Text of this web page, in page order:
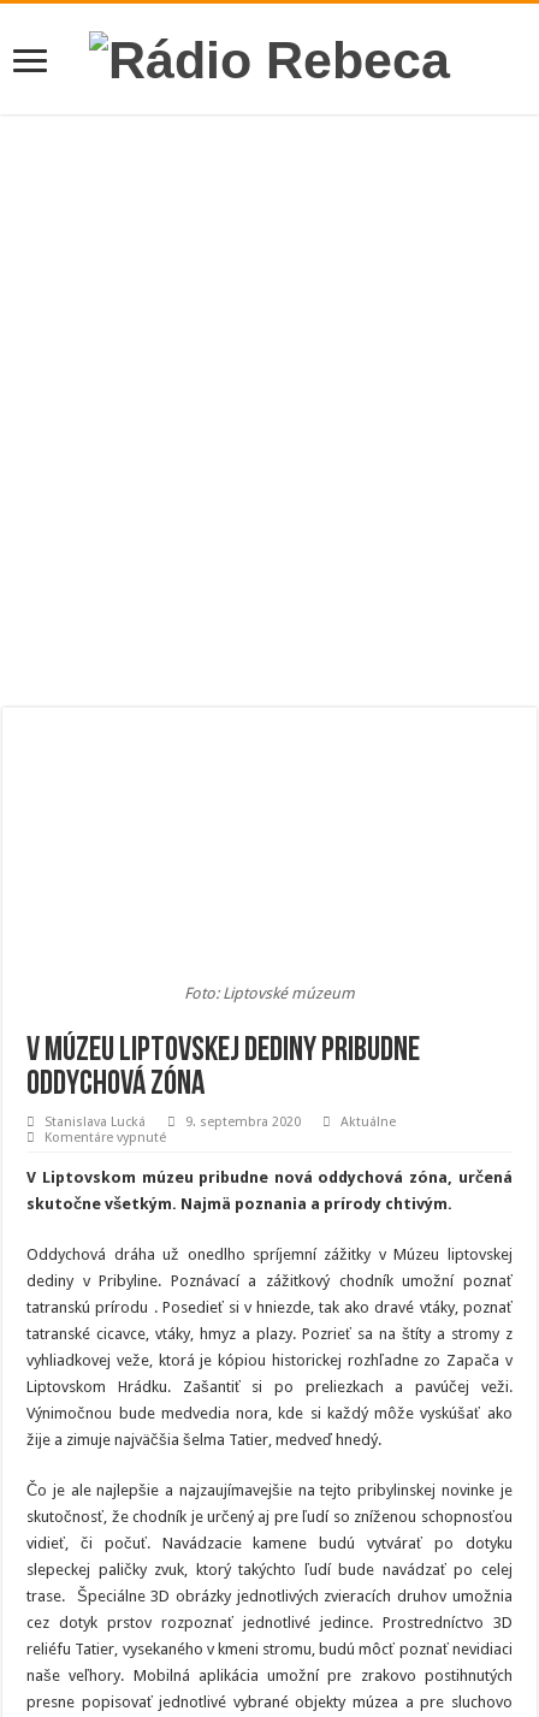
Foto: Liptovské múzeum
V Múzeu liptovskej dediny pribudne
oddychová zóna
Stanislava Lucká 9. septembra 2020
Aktuálne
Komentáre vypnuténa
liptovskej
dediny
pribudne
zóna
V Liptovskom múzeu pribudne nová oddychová zóna, určená
skutočne všetkým. Najmä poznania a prírody chtivým.
Oddychová dráha už onedlho spríjemní zážitky v Múzeu liptovskej
dediny v Pribyline. Poznávací a zážitkový chodník umožní poznať
tatranskú prírodu . Posedieť si v hniezde, tak ako dravé vtáky, poznať
tatranské cicavce, vtáky, hmyz a plazy. Pozrieť sa na štíty a stromy z
vyhliadkovej veže, ktorá je kópiou historickej rozhľadne zo Zapača v
Liptovskom Hrádku. Zašantiť si po preliezkach a pavúčej veži.
Výnimočnou bude medvedia nora, kde si každý môže vyskúšať ako
žije a zimuje najväčšia šelma Tatier, medveď hnedý.
Čo je ale najlepšie a najzaujímavejšie na tejto pribylinskej novinke je
skutočnosť, že chodník je určený aj pre ľudí so zníženou schopnosťou
vidieť, či počuť. Navádzacie kamene budú vytvárať po dotyku
slepeckej paličky zvuk, ktorý takýchto ľudí bude navádzať po celej
trase. Špeciálne 3D obrázky jednotlivých zvieracích druhov umožnia
cez dotyk prstov rozpoznať jednotlivé jedince. Prostredníctvo 3D
reliéfu Tatier, vysekaného v kmeni stromu, budú môcť poznať nevidiaci
naše veľhory. Mobilná aplikácia umožní pre zrakovo postihnutých
presne popisovať jednotlivé vybrané objekty múzea a pre sluchovo